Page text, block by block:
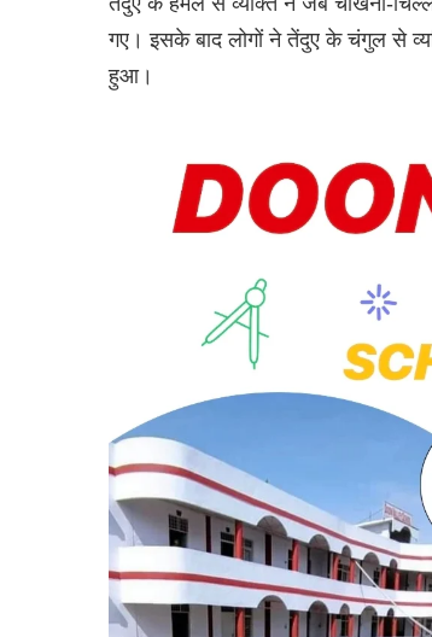
गए। इसके बाद लोगों ने तेंदुए के चंगुल से
हुआ।